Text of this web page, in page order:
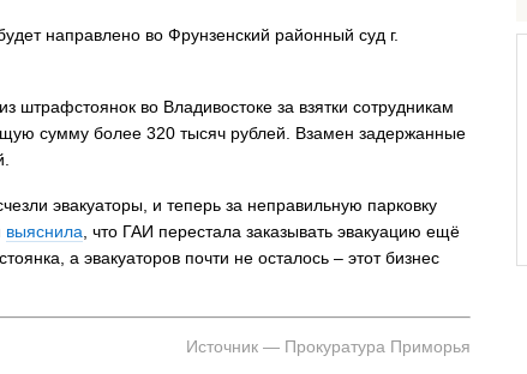
направлено во Фрунзенский районный суд г.
штрафстоянок во Владивостоке за взятки сотрудникам
сумму более 320 тысяч рублей. Взамен задержанные
эвакуаторы, и теперь за неправильную парковку
выяснила , что ГАИ перестала заказывать эвакуацию ещё
а эвакуаторов почти не осталось – этот бизнес
Источник — Прокуратура Приморья
На заправках Владивостока снова